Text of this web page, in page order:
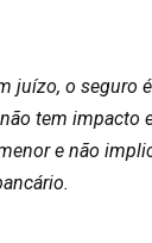
juízo, o seguro
tem impacto
e não